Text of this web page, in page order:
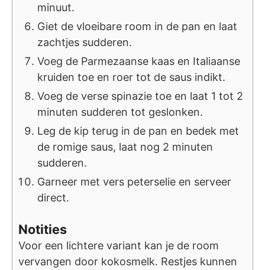
minuut.
Giet de vloeibare room in de pan en laat
zachtjes sudderen.
Voeg de Parmezaanse kaas en Italiaanse
kruiden toe en roer tot de saus indikt.
Voeg de verse spinazie toe en laat 1 tot 2
minuten sudderen tot geslonken.
Leg de kip terug in de pan en bedek met
de romige saus, laat nog 2 minuten
sudderen.
Garneer met vers peterselie en serveer
direct.
Notities
Voor een lichtere variant kan je de room
vervangen door kokosmelk. Restjes kunnen